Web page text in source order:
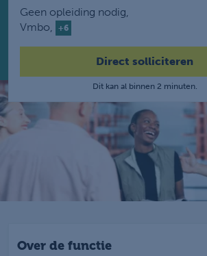
Geen opleiding nodig,
Vmbo,
+6
Direct solliciteren
Dit kan al binnen 2 minuten.
Over de functie